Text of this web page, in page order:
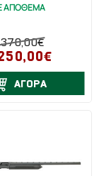
ΑΠΟΘΕΜΑ
ΑΓΟΡΑ